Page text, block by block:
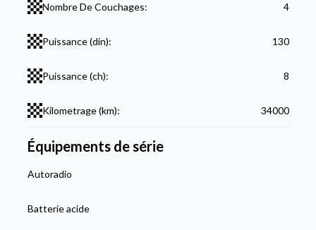
Nombre De Couchages: 4
Puissance (din): 130
Puissance (ch): 8
Kilometrage (km): 34000
Équipements de série
Autoradio
Batterie acide